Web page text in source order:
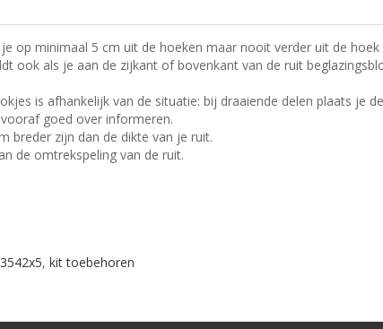
op minimaal 5 cm uit de hoeken maar nooit verder uit de
ook als je aan de zijkant of bovenkant van de ruit
is afhankelijk van de situatie: bij draaiende delen plaats je
goed over informeren.
breder zijn dan de dikte van je ruit.
de omtrekspeling van de ruit.
, kit toebehoren